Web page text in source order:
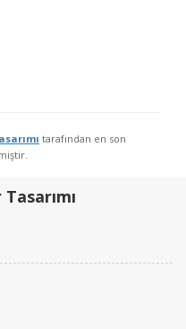
tarafından en son